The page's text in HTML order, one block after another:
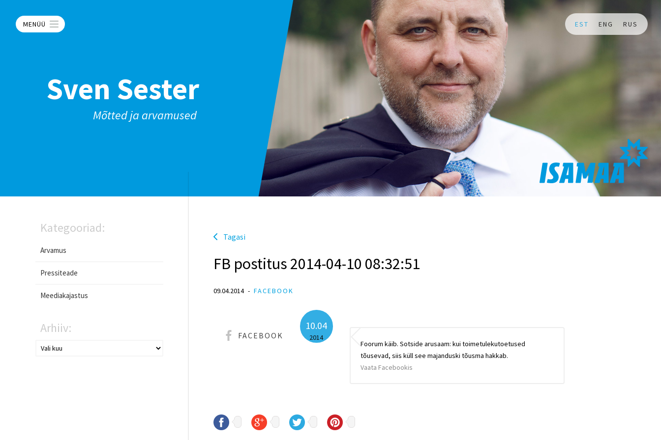
MENÜÜ EST ENG RUS
Sven Sester
Mõtted ja arvamused
Kategooriad:
Arvamus
Pressiteade
Meediakajastus
Arhiiv:
Tagasi
FB postitus 2014-04-10 08:32:51
09.04.2014 FACEBOOK
FACEBOOK
10.04
2014
Foorum käib. Sotside arusaam: kui toimetulekutoetused
tõusevad, siis küll see majanduski tõusma hakkab.
Vaata Facebookis